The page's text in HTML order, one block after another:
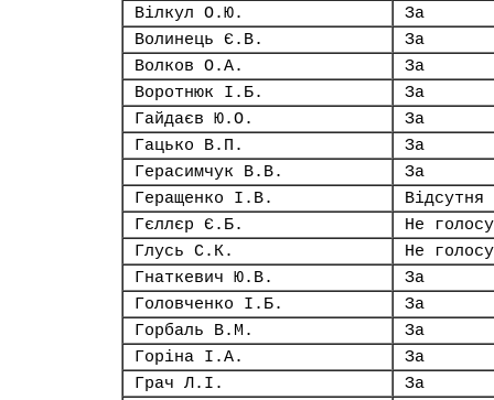
Вілкул О.Ю.
За
Волинець Є.В.
За
Волков О.А.
За
Воротнюк І.Б.
За
Гайдаєв Ю.О.
За
Гацько В.П.
За
Герасимчук В.В.
За
Геращенко І.В.
Відсутня
Гєллєр Є.Б.
Не
Глусь С.К.
Не
Гнаткевич Ю.В.
За
Головченко І.Б.
За
Горбаль В.М.
За
Горіна І.А.
За
Грач Л.І.
За